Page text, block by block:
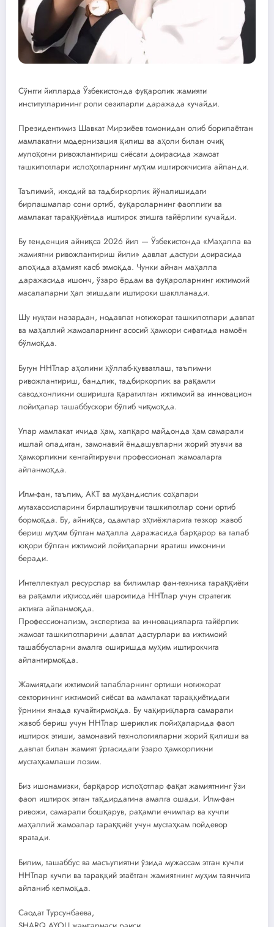
Сўнгги йилларда Ўзбекистонда фуқаролик жамияти
институтларининг роли сезиларли даражада кучайди.
Президентимиз Шавкат Мирзиёев томонидан олиб борилаётган
мамлакатни модернизация қилиш ва аҳоли билан очиқ
мулоқотни ривожлантириш сиёсати доирасида жамоат
ташкилотлари ислоҳотларнинг муҳим иштирокчисига айланди.
Таълимий, ижодий ва тадбиркорлик йўналишидаги
бирлашмалар сони ортиб, фуқароларнинг фаоллиги ва
мамлакат тараққиётида иштирок этишга тайёрлиги кучайди.
Бу тенденция айниқса 2026 йил — Ўзбекистонда «Маҳалла ва
жамиятни ривожлантириш йили» давлат дастури доирасида
алоҳида аҳамият касб этмоқда. Чунки айнан маҳалла
даражасида ишонч, ўзаро ёрдам ва фуқароларнинг ижтимоий
масалаларни ҳал этишдаги иштироки шаклланади.
Шу нуқтаи назардан, нодавлат нотижорат ташкилотлари давлат
ва маҳаллий жамоаларнинг асосий ҳамкори сифатида намоён
бўлмоқда.
Бугун ННТлар аҳолини қўллаб-қувватлаш, таълимни
ривожлантириш, бандлик, тадбиркорлик ва рақамли
саводхонликни оширишга қаратилган ижтимоий ва инновацион
лойиҳалар ташаббускори бўлиб чиқмоқда.
Улар мамлакат ичида ҳам, халқаро майдонда ҳам самарали
ишлай оладиган, замонавий ёндашувларни жорий этувчи ва
ҳамкорликни кенгайтирувчи профессионал жамоаларга
айланмоқда.
Илм-фан, таълим, АКТ ва муҳандислик соҳалари
мутахассисларини бирлаштирувчи ташкилотлар сони ортиб
бормоқда. Бу, айниқса, одамлар эҳтиёжларига тезкор жавоб
бериш муҳим бўлган маҳалла даражасида барқарор ва талаб
юқори бўлган ижтимоий лойиҳаларни яратиш имконини
беради.
Интеллектуал ресурслар ва билимлар фан-техника тараққиёти
ва рақамли иқтисодиёт шароитида ННТлар учун стратегик
активга айланмоқда.
Профессионализм, экспертиза ва инновацияларга тайёрлик
жамоат ташкилотларини давлат дастурлари ва ижтимоий
ташаббусларни амалга оширишда муҳим иштирокчига
айлантирмоқда.
Жамиятдаги ижтимоий талабларнинг ортиши нотижорат
секторининг ижтимоий сиёсат ва мамлакат тараққиётидаги
ўрнини янада кучайтирмоқда. Бу чақириқларга самарали
жавоб бериш учун ННТлар шериклик лойиҳаларида фаол
иштирок этиши, замонавий технологияларни жорий қилиши ва
давлат билан жамият ўртасидаги ўзаро ҳамкорликни
мустаҳкамлаши лозим.
Биз ишонамизки, барқарор ислоҳотлар фақат жамиятнинг ўзи
фаол иштирок этган тақдирдагина амалга ошади. Илм-фан
ривожи, самарали бошқарув, рақамли ечимлар ва кучли
маҳаллий жамоалар тараққиёт учун мустаҳкам пойдевор
яратади.
Билим, ташаббус ва масъулиятни ўзида мужассам этган кучли
ННТлар кучли ва тараққий этаётган жамиятнинг муҳим таянчига
айланиб келмоқда.
Саодат Турсунбаева,